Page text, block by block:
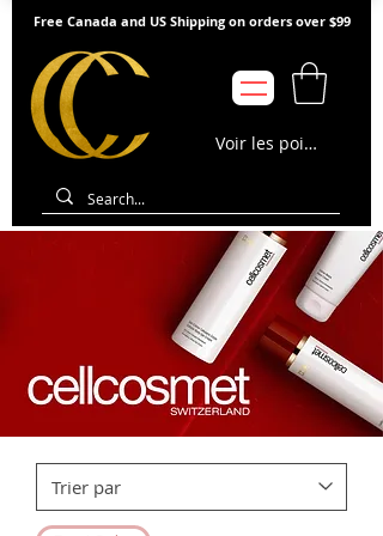
Free Canada and US Shipping on orders over $99
Voir les points